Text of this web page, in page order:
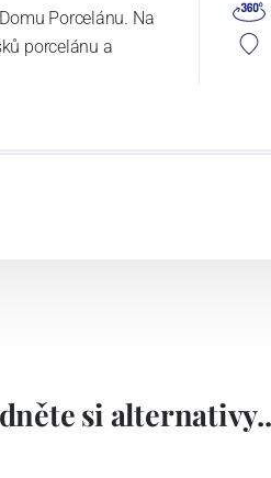
Porcelánu. Na
porcelánu a
si